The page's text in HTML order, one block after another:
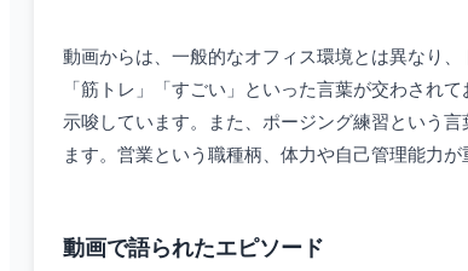
動画からは、一般的なオフィス環境とは異なり
「筋トレ」「すごい」といった言葉が交わされ
示唆しています。また、ポージング練習という
ます。営業という職種柄、体力や自己管理能力
動画で語られたエピソード